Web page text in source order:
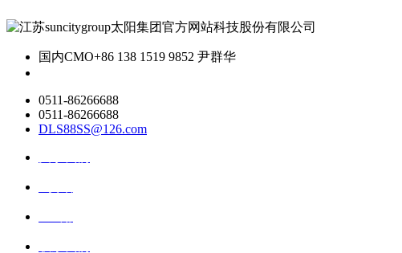
国内CMO+86 138 1519 9852 尹群华
0511-86266688
0511-86266688
DLS88SS@126.com